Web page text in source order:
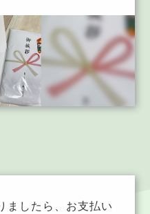
ましたら、お支払い